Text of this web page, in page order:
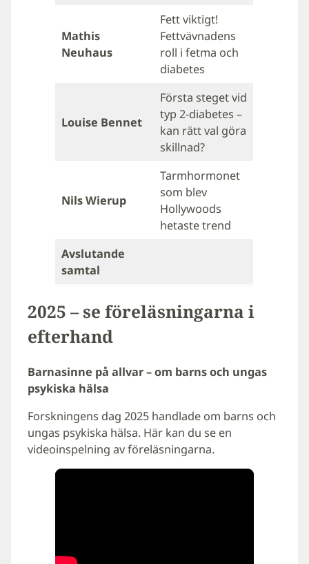
Mathis
Neuhaus
Fett viktigt!
Fettvävnadens
roll i fetma och
diabetes
Louise Bennet
Första steget vid
typ 2-diabetes –
kan rätt val göra
skillnad?
Nils Wierup
Tarmhormonet
som blev
Hollywoods
hetaste trend
Avslutande
samtal
2025 – se föreläsningarna i
efterhand
Barnasinne på allvar – om barns och ungas
psykiska hälsa
Forskningens dag 2025 handlade om barns och
ungas psykiska hälsa. Här kan du se en
videoinspelning av föreläsningarna.